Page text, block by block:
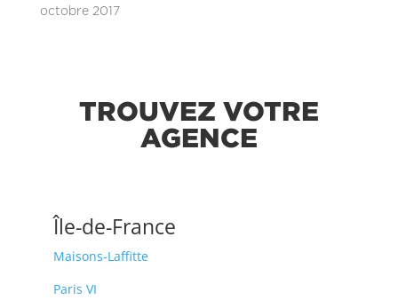
octobre 2017
TROUVEZ VOTRE
AGENCE
Île-de-France
Maisons-Laffitte
Paris VI